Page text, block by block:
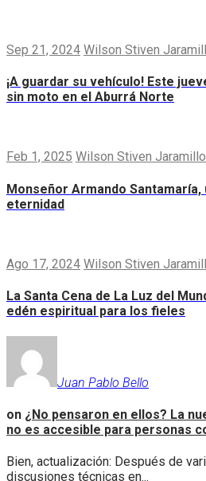
Sep 21, 2024 Wilson Stiven
¡A guardar su vehículo! Este
sin moto en el Aburrá Norte
Feb 1, 2025 Wilson Stiven
Monseñor Armando Santamaría,
eternidad
Ago 17, 2024 Wilson Stiven
La Santa Cena de La Luz del
edén espiritual para los fieles
Juan Pablo Bello
on ¿No pensaron en ellos? La
no es accesible para personas
Bien, actualización: Después de
discusiones técnicas en...